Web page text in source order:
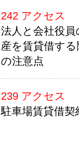
242 アクセス
法人と会社役員
産を賃貸借す
の注意点
239 アクセス
駐車場賃貸借契